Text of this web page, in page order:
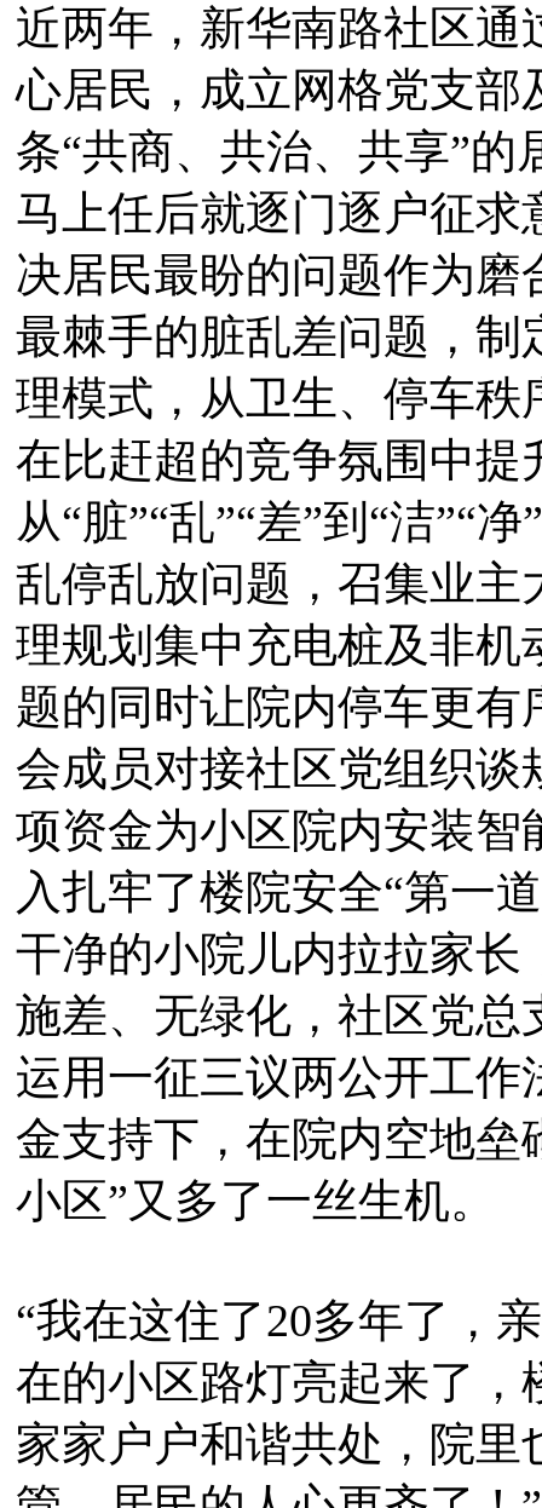
近两年，新华南路社区
心居民，成立网格党支部
条“共商、共治、共享”
马上任后就逐门逐户征
决居民最盼的问题作为磨
最棘手的脏乱差问题，
理模式，从卫生、停车
在比赶超的竞争氛围中
从“脏”“乱”“差”到“洁”“
乱停乱放问题，召集业
理规划集中充电桩及非机
题的同时让院内停车更
会成员对接社区党组织
项资金为小区院内安装
入扎牢了楼院安全“第一
干净的小院儿内拉拉家
施差、无绿化，社区党
运用一征三议两公开工
金支持下，在院内空地垒
小区”又多了一丝生机。
“我在这住了20多年了，
在的小区路灯亮起来了
家家户户和谐共处，院